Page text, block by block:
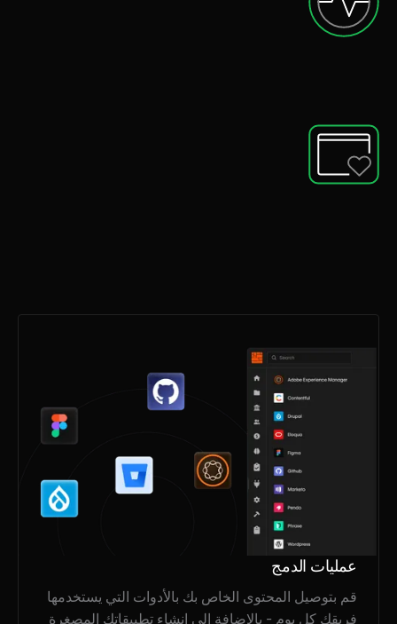
عمليات الدمج
قم بتوصيل المحتوى الخاص بك بالأدوات التي يستخدمها
فريقك كل يوم - بالإضافة إلى إنشاء تطبيقاتك المصغرة